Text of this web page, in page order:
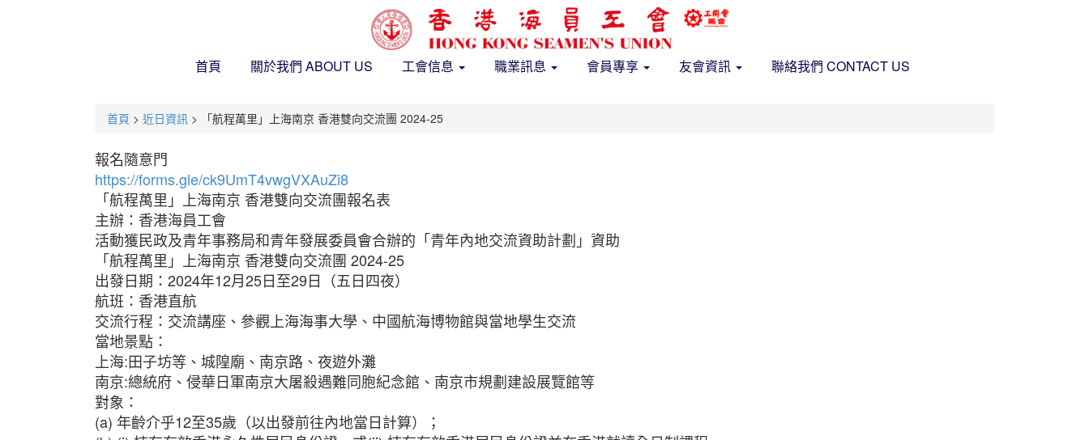
首頁 關於我們 ABOUT US 工會信息 職業訊息 會員專享 友會資訊 聯絡我們 CONTACT US
首頁 > 近日資訊 > 「航程萬里」上海南京 香港雙向交流團 2024-25
報名隨意門
https://forms.gle/ck9UmT4vwgVXAuZi8
「航程萬里」上海南京 香港雙向交流團報名表
主辦：香港海員工會
活動獲民政及青年事務局和青年發展委員會合辦的「青年內地交流資助計劃」資助
「航程萬里」上海南京 香港雙向交流團 2024-25
出發日期：2024年12月25日至29日（五日四夜）
航班：香港直航
交流行程：交流講座、參觀上海海事大學、中國航海博物館與當地學生交流
當地景點：
上海:田子坊等、城隍廟、南京路、夜遊外灘
南京:總統府、侵華日軍南京大屠殺遇難同胞紀念館、南京市規劃建設展覽館等
對象：
(a) 年齡介乎12至35歲（以出發前往內地當日計算）；